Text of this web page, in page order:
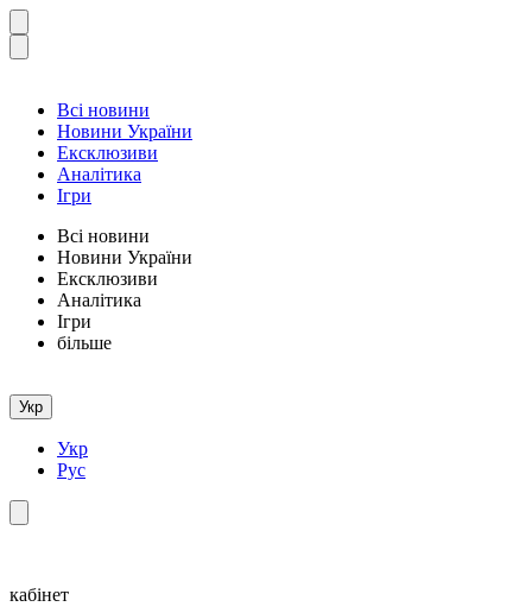
Всі новини
Новини України
Ексклюзиви
Аналітика
Ігри
Всі новини
Новини України
Ексклюзиви
Аналітика
Ігри
більше
Укр
Укр
Рус
кабінет